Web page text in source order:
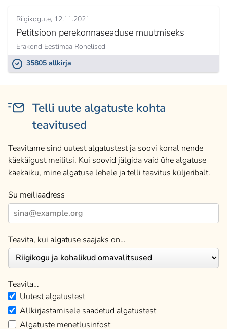
Riigikogule 12.11.2021
Petitsioon perekonnaseaduse muutmiseks
Erakond Eestimaa Rohelised
35805 allkirja
Telli uute algatuste kohta
teavitused
Teavitame sind uutest algatustest ja soovi korral nende
käekäigust meilitsi. Kui soovid jälgida vaid ühe algatuse
käekäiku, mine algatuse lehele ja telli teavitus küljeribalt.
Su meiliaadress
Teavita, kui algatuse saajaks on…
Teavita…
Uutest algatustest
Allkirjastamisele saadetud algatustest
Algatuste menetlusinfost